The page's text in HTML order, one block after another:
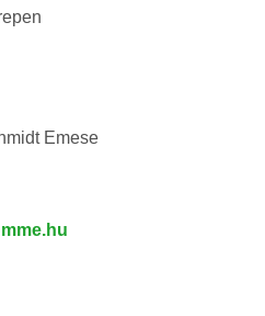
tanév
Emese